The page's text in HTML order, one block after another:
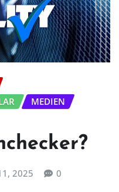
MEDIEN
2025 0